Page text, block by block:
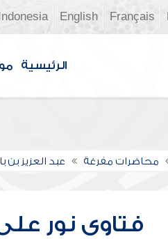
Français
English
Indonesia
الرئيسية
محاضرات مفرغة عبد العزيز بن
فتاوى نور على